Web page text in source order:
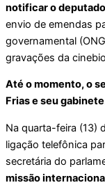
notificar o
envio de emendas
governamental
gravações da
Até o momento, o
Frias e seu
Na quarta-feira (13)
ligação telefônica
secretária do
missão